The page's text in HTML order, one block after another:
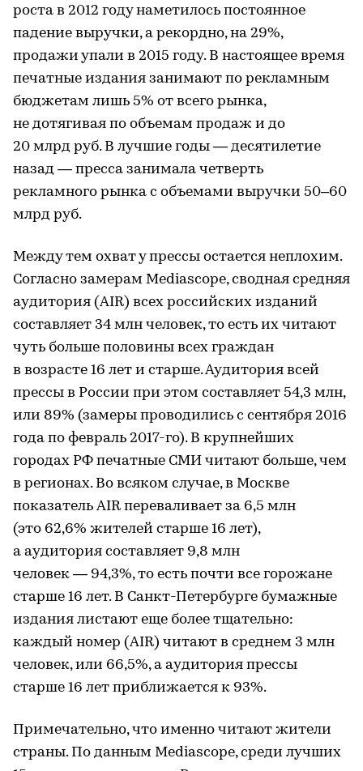
роста в 2012 году наметилось постоянное
падение выручки, а рекордно, на 29%,
продажи упали в 2015 году. В настоящее время
печатные издания занимают по рекламным
бюджетам лишь 5% от всего рынка,
не дотягивая по объемам продаж и до
20 млрд руб. В лучшие годы — десятилетие
назад — пресса занимала четверть
рекламного рынка с объемами выручки 50–60
млрд руб.
Между тем охват у прессы остается неплохим.
Согласно замерам Mediascope, сводная средняя
аудитория (AIR) всех российских изданий
составляет 34 млн человек, то есть их читают
чуть больше половины всех граждан
в возрасте 16 лет и старше. Аудитория всей
прессы в России при этом составляет 54,3 млн,
или 89% (замеры проводились с сентября 2016
года по февраль 2017-го). В крупнейших
городах РФ печатные СМИ читают больше, чем
в регионах. Во всяком случае, в Москве
показатель AIR переваливает за 6,5 млн
(это 62,6% жителей старше 16 лет),
а аудитория составляет 9,8 млн
человек — 94,3%, то есть почти все горожане
старше 16 лет. В Санкт-Петербурге бумажные
издания листают еще более тщательно:
каждый номер (AIR) читают в среднем 3 млн
человек, или 66,5%, а аудитория прессы
старше 16 лет приближается к 93%.
Примечательно, что именно читают жители
страны. По данным Mediascope, среди лучших